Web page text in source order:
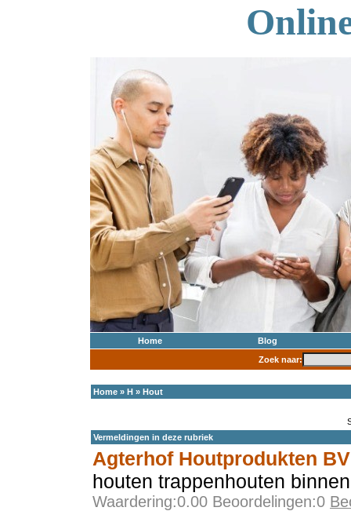
Home
Blog
Zoek naar:
Home » H » Hout
Vermeldingen in deze rubriek
Agterhof Houtprodukten BV
houten trappenhouten
Waardering:0.00 Beoordelingen:0